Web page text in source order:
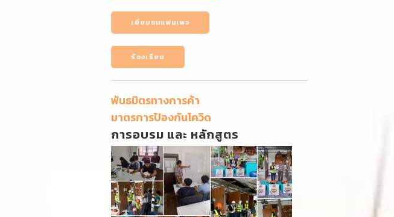
เยี่ยมชมแฟนเพจ
ร้องเรียน
พันธมิตรทางการค้า
มาตรการป้องกันโควิด
การอบรม และ หลักสูตร